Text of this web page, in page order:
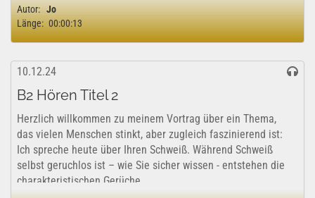
Autor: Jo
Länge: 00:00:13
10.12.24
B2 Hören Titel 2
Herzlich willkommen zu meinem Vortrag über ein Thema,
das vielen Menschen stinkt, aber zugleich faszinierend ist:
Ich spreche heute über Ihren Schweiß. Während Schweiß
selbst geruchlos ist – wie Sie sicher wissen - entstehen die
charakteristischen Gerüche...